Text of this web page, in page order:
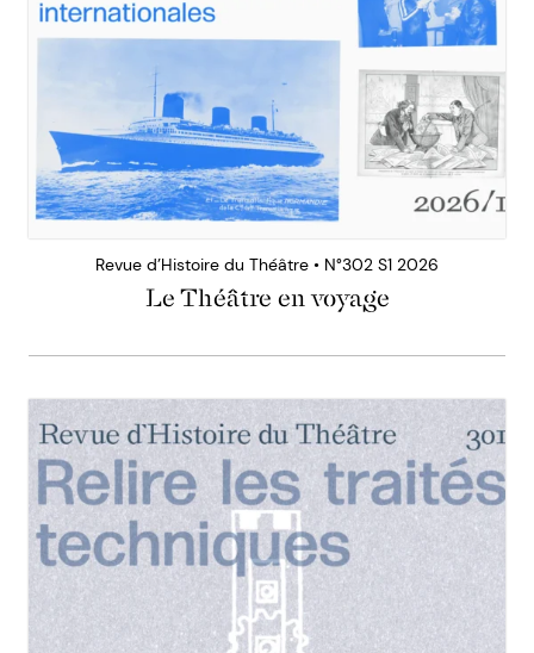
Revue d’Histoire du Théâtre • N°302 S1 2026
Le Théâtre en voyage